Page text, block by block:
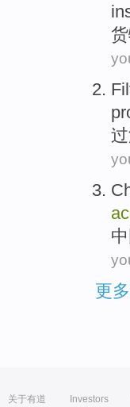
更
关于有道 Investors